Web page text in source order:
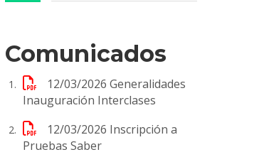
Comunicados
12/03/2026 Generalidades
Inauguración Interclases
12/03/2026 Inscripción a
Pruebas Saber